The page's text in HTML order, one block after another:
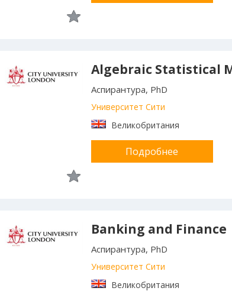
Algebraic Statistical
Аспирантура, PhD
Университет Сити
Великобритания
Подробнее
Banking and Finance
Аспирантура, PhD
Университет Сити
Великобритания